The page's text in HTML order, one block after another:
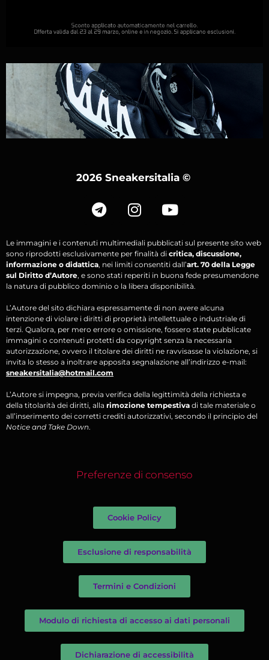
2026 Sneakersitalia ©
Le immagini e i contenuti multimediali pubblicati sul presente sito web
sono riprodotti esclusivamente per finalità di critica, discussione,
informazione o didattica, nei limiti consentiti dall’art. 70 della Legge
sul Diritto d’Autore, e sono stati reperiti in buona fede presumendone
la natura di pubblico dominio o la libera disponibilità.
L’Autore del sito dichiara espressamente di non avere alcuna
intenzione di violare i diritti di proprietà intellettuale o industriale di
terzi. Qualora, per mero errore o omissione, fossero state pubblicate
immagini o contenuti protetti da copyright senza la necessaria
autorizzazione, ovvero il titolare dei diritti ne ravvisasse la violazione, si
invita lo stesso a inoltrare apposita segnalazione all’indirizzo e-mail:
sneakersitalia@hotmail.com
L’Autore si impegna, previa verifica della legittimità della richiesta e
della titolarità dei diritti, alla rimozione tempestiva di tale materiale o
all’inserimento dei corretti crediti autorizzativi, secondo il principio del
Notice and Take Down.
Preferenze di consenso
Cookie Policy
Esclusione di responsabilità
Termini e Condizioni
Modulo di richiesta di accesso ai dati personali
Dichiarazione di accessibilità